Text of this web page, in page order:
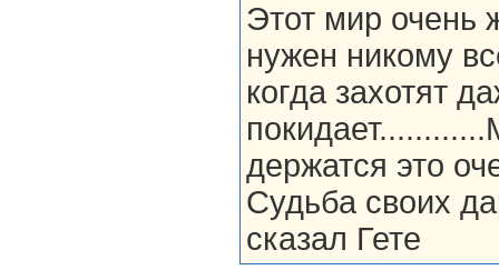
Этот мир очень
нужен никому
когда захотят
держатся это
Судьба своих
сказал Гете